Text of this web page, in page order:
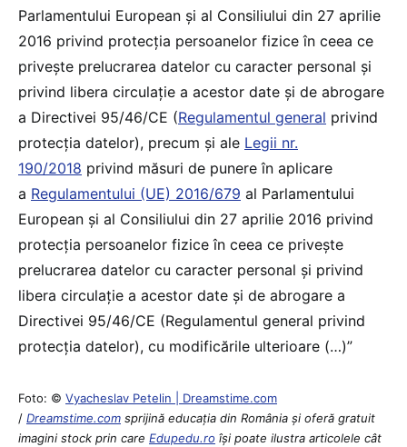
Parlamentului European și al Consiliului din 27 aprilie
2016 privind protecția persoanelor fizice în ceea ce
privește prelucrarea datelor cu caracter personal și
privind libera circulație a acestor date și de abrogare
a Directivei 95/46/CE (Regulamentul general privind
protecția datelor), precum și ale Legii nr.
190/2018 privind măsuri de punere în aplicare
a Regulamentului (UE) 2016/679 al Parlamentului
European și al Consiliului din 27 aprilie 2016 privind
protecția persoanelor fizice în ceea ce privește
prelucrarea datelor cu caracter personal și privind
libera circulație a acestor date și de abrogare a
Directivei 95/46/CE (Regulamentul general privind
protecția datelor), cu modificările ulterioare (…)”
Foto: © Vyacheslav Petelin | Dreamstime.com
/ Dreamstime.com sprijină educaţia din România şi oferă gratuit
imagini stock prin care Edupedu.ro îşi poate ilustra articolele cât